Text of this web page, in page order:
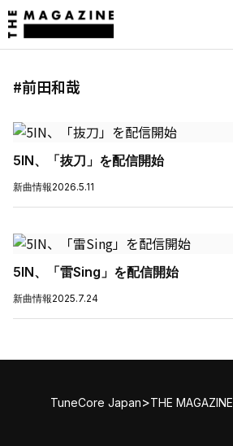
#前田和哉
5IN、「抜刀」を配信開始
新曲情報2026.5.11
5IN、「雷Sing」を配信開始
新曲情報2025.7.24
TuneCore Japan>THE MAGAZINE